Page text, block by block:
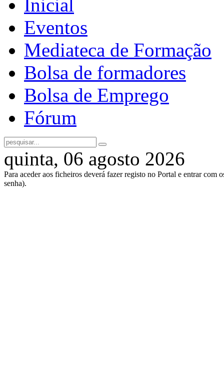
Inicial
Eventos
Mediateca de Formação
Bolsa de formadores
Bolsa de Emprego
Fórum
quinta, 06 agosto 2026
Para aceder aos ficheiros deverá fazer registo no Portal e entrar com
senha).